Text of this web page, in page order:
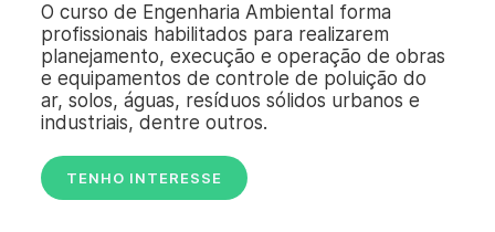
O curso de Engenharia Ambiental forma
profissionais habilitados para realizarem
planejamento, execução e operação de obras
e equipamentos de controle de poluição do
ar, solos, águas, resíduos sólidos urbanos e
industriais, dentre outros.
TENHO INTERESSE